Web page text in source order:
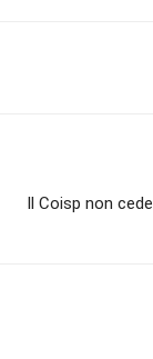
Il Coisp non